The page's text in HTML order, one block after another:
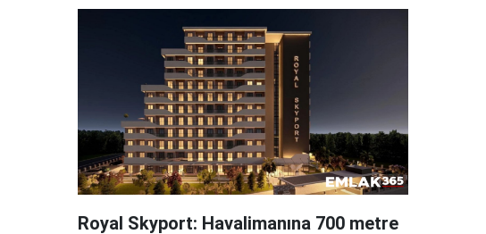
Royal Skyport: Havalimanına 700 metre